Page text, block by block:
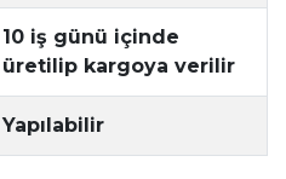
10 iş günü içinde
üretilip kargoya verilir
Yapılabilir